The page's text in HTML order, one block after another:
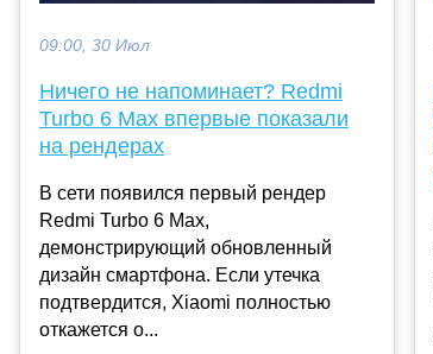
09:00, 30 Июл
Ничего не напоминает? Redmi
Turbo 6 Max впервые показали
на рендерах
В сети появился первый рендер
Redmi Turbo 6 Max,
демонстрирующий обновленный
дизайн смартфона. Если утечка
подтвердится, Xiaomi полностью
откажется о...